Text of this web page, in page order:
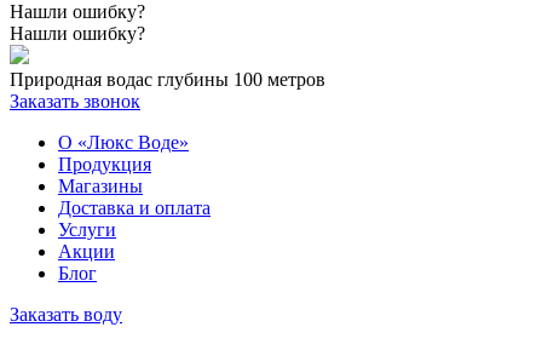
Нашли ошибку?
Нашли ошибку?
Природная водас глубины 100 метров
Заказать звонок
О «Люкс Воде»
Продукция
Магазины
Доставка и оплата
Услуги
Акции
Блог
Заказать воду